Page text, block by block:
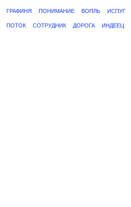
ГРАФИНЯ ПОНИМАНИЕ ВОПЛЬ ИСПУГ
ПОТОК СОТРУДНИК ДОРОГА ИНДЕЕЦ